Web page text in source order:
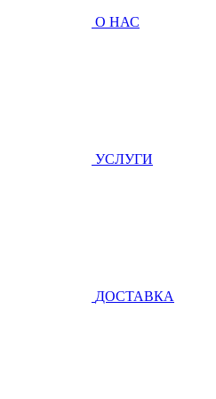
О НАС
УСЛУГИ
ДОСТАВКА